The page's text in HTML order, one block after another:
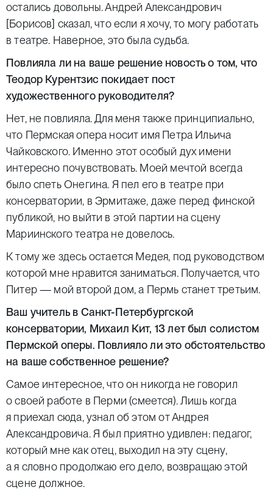
остались довольны. Андрей Александрович
[Борисов] сказал, что если я хочу, то могу работать
в театре. Наверное, это была судьба.
Повлияла ли на ваше решение новость о том, что
Теодор Курентзис покидает пост
художественного руководителя?
Нет, не повлияла. Для меня также принципиально,
что Пермская опера носит имя Петра Ильича
Чайковского. Именно этот особый дух имени
интересно почувствовать. Моей мечтой всегда
было спеть Онегина. Я пел его в театре при
консерватории, в Эрмитаже, даже перед финской
публикой, но выйти в этой партии на сцену
Мариинского театра не довелось.
К тому же здесь остается Медея, под руководством
которой мне нравится заниматься. Получается, что
Питер — мой второй дом, а Пермь станет третьим.
Ваш учитель в Санкт-Петербургской
консерватории, Михаил Кит, 13 лет был солистом
Пермской оперы. Повлияло ли это обстоятельство
на ваше собственное решение?
Самое интересное, что он никогда не говорил
о своей работе в Перми (смеется). Лишь когда
я приехал сюда, узнал об этом от Андрея
Александровича. Я был приятно удивлен: педагог,
который мне как отец, выходил на эту сцену,
а я словно продолжаю его дело, возвращаю этой
сцене должное.